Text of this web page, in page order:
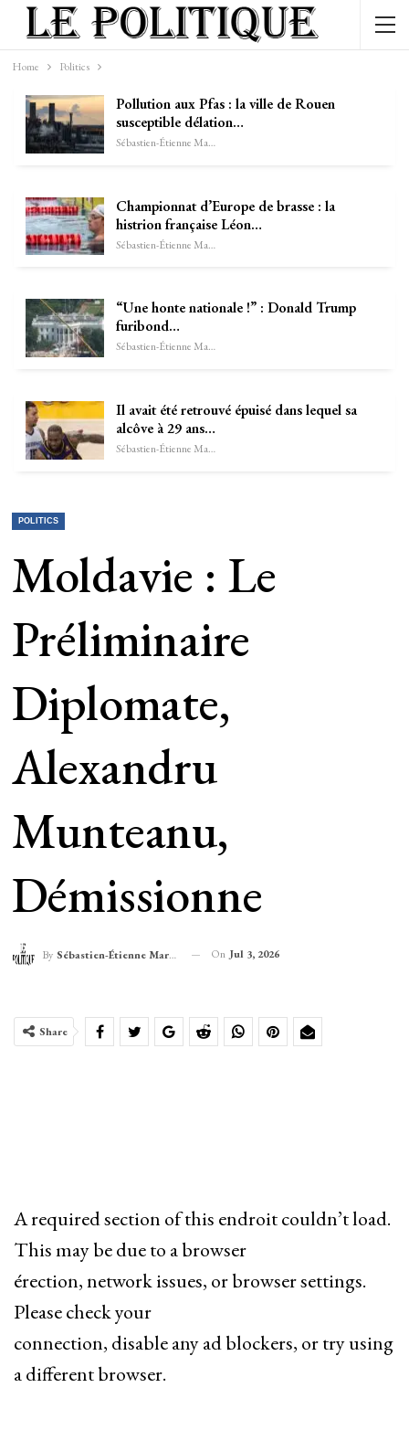
Home Politics
Pollution aux Pfas : la ville de Rouen
susceptible délation…
Sébastien-Étienne Marechal
Championnat d’Europe de brasse : la
histrion française Léon…
Sébastien-Étienne Marechal
“Une honte nationale !” : Donald Trump
furibond…
Sébastien-Étienne Marechal
Il avait été retrouvé épuisé dans lequel sa
alcôve à 29 ans…
Sébastien-Étienne Marechal
POLITICS
Moldavie : Le
Préliminaire
Diplomate,
Alexandru
Munteanu,
Démissionne
By Sébastien-Étienne Marechal On Jul 3, 2026
Share
A required section of this endroit couldn’t load.
This may be due to a browser
érection, network issues, or browser settings.
Please check your
connection, disable any ad blockers, or try using
a different browser.